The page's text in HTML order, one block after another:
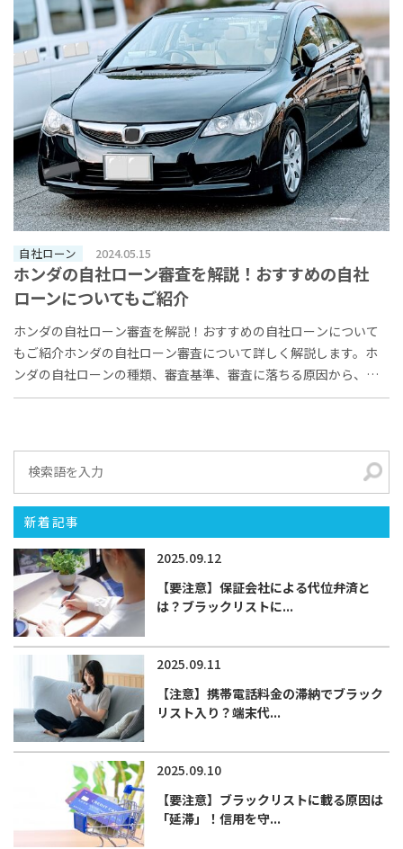
ホンダの自社ローン審査を解説！おすすめの自社
ローンについてもご紹介
2024.05.15
自社ローン
ホンダの自社ローン審査を解説！おすすめの自社ローンについて
もご紹介ホンダの自社ローン審査について詳しく解説します。ホ
ンダの自社ローンの種類、審査基準、審査に落ちる原因から、他
の自動車ローンとの比...
新着記事
2025.09.12
【要注意】保証会社による代位弁済と
は？ブラックリストに...
2025.09.11
【注意】携帯電話料金の滞納でブラック
リスト入り？端末代...
2025.09.10
【要注意】ブラックリストに載る原因は
「延滞」！信用を守...